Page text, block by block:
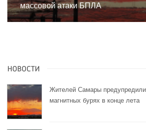
массовой атаки БПЛА
НОВОСТИ
Жителей Самары
магнитных бурях в конце лета